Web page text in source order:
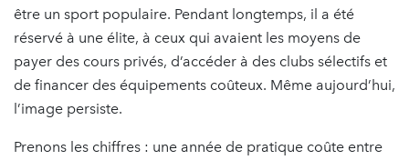
être un sport populaire. Pendant longtemps, il a été
réservé à une élite, à ceux qui avaient les moyens de
payer des cours privés, d’accéder à des clubs sélectifs et
de financer des équipements coûteux. Même aujourd’hui,
l’image persiste.
Prenons les chiffres : une année de pratique coûte entre